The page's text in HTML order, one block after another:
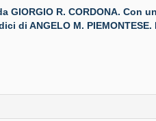
GIORGIO R. CORDONA. Con
ANGELO M. PIEMONTESE.